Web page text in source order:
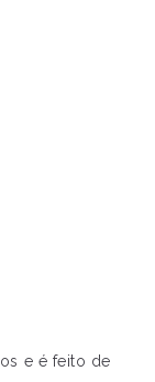
e é feito de